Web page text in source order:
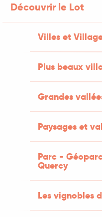
Découvrir le Lot
Villes et
Plus beaux
Grandes
Paysages et
Parc -
Quercy
Les vignobles
ses animations :
fêtes votives,
Vous l’aurez
alors tous à vos
!